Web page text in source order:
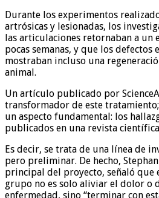
Durante los experimentos
artrósicas y lesionadas, los
las articulaciones retornaban a un
pocas semanas, y que los defectos
mostraban incluso una
animal.
Un artículo publicado por
transformador de este
un aspecto fundamental: los
publicados en una revista
Es decir, se trata de una línea de
pero preliminar. De hecho,
principal del proyecto, señaló
grupo no es solo aliviar el dolor o
enfermedad, sino “terminar con